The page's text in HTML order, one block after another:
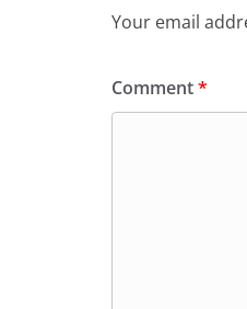
Your email
Comment*